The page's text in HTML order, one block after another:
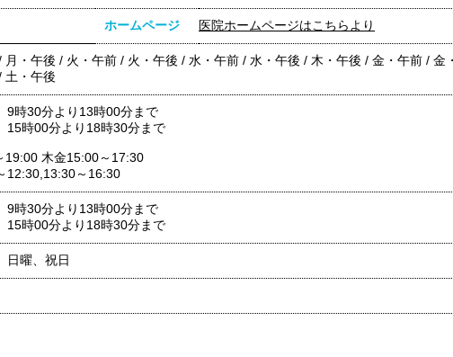
ホームページ 医院ホームページはこちらより
月・午後 / 火・午前 / 火・午後 / 水・午前 / 水・午後 / 木・午後 / 金・午前 / 金
土・午後
時30分より13時00分まで
時00分より18時30分まで
19:00 木金15:00～17:30
12:30,13:30～16:30
時30分より13時00分まで
時00分より18時30分まで
日曜、祝日